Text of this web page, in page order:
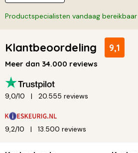
Productspecialisten vandaag
Klantbeoordeling 9,1
Meer dan 34.000 reviews
9,0/10 20.555 reviews
9,2/10 13.500 reviews